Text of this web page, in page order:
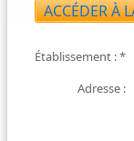
ACCÉDER À
Établissement :*
Adresse :